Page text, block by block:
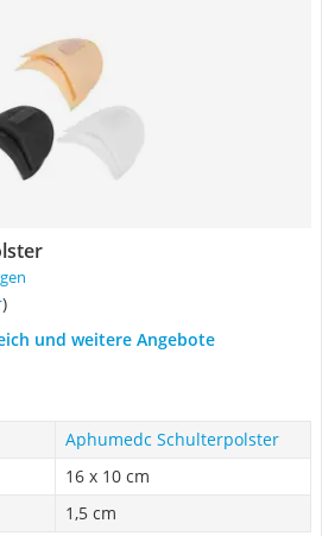
)
und weitere Angebote
Aphumedc Schulterpolster
16 x 10 cm
1,5 cm